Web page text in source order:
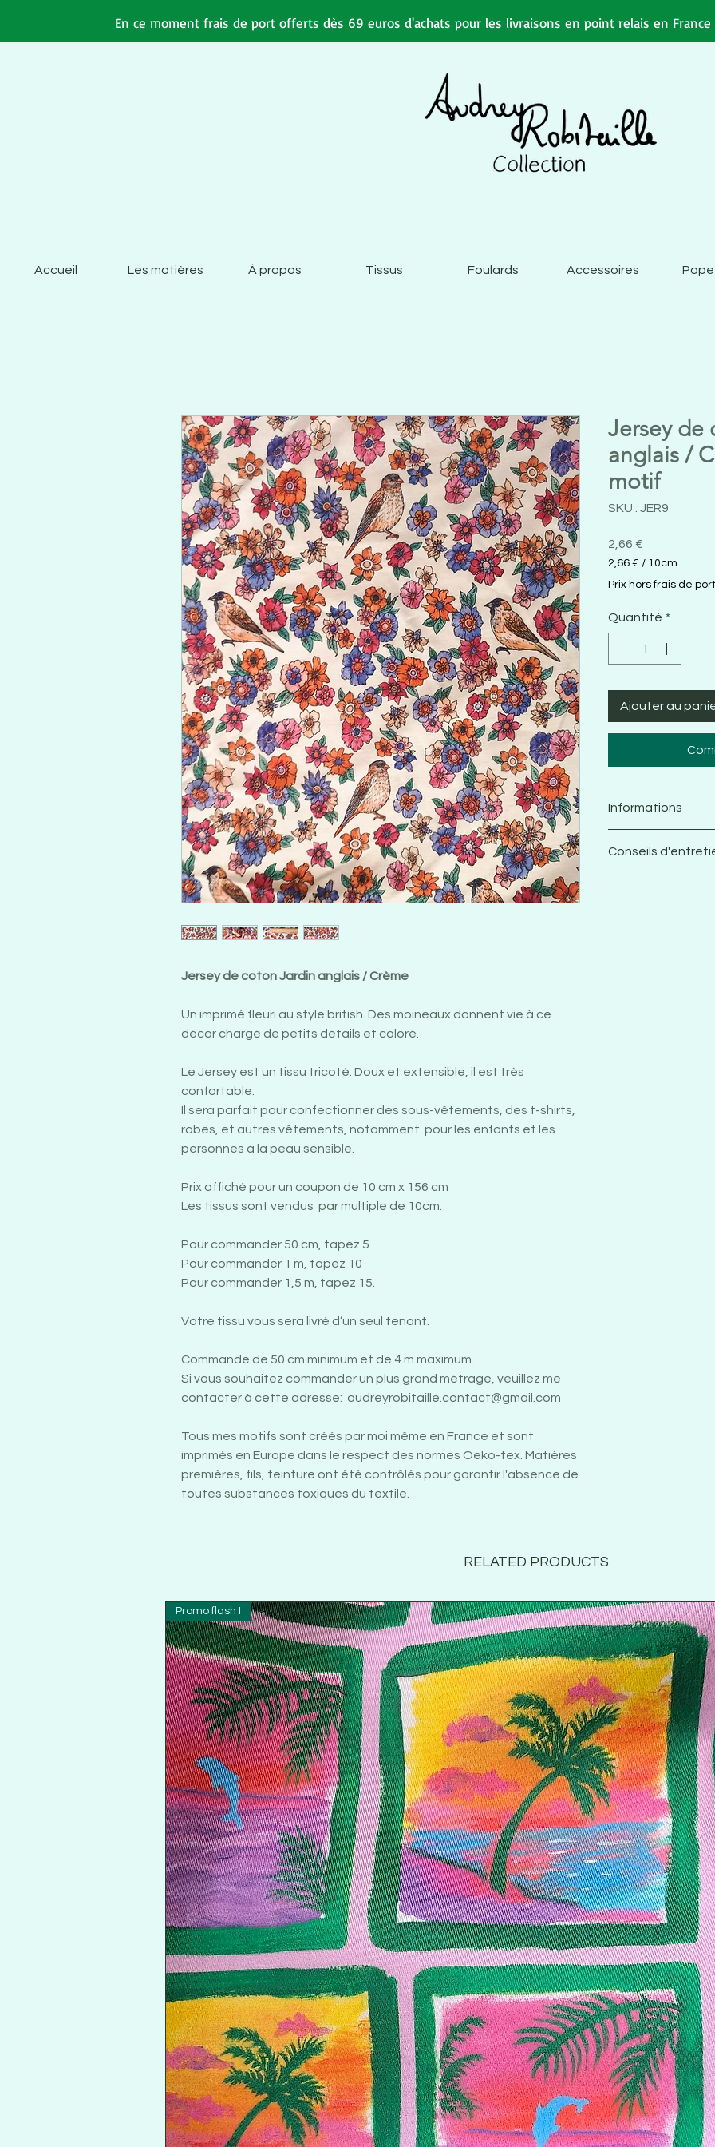
En ce moment frais de port offerts dès 69 euros d'achats pour les livraisons en point relais en
Accueil Les matières À propos Tissus Foulards Accessoires
Jersey de coton Jardin anglais / Crème
Un imprimé fleuri au style british. Des moineaux donnent vie à ce
décor chargé de petits détails et coloré.
Le Jersey est un tissu tricoté. Doux et extensible, il est très
confortable.
Il sera parfait pour confectionner des sous-vêtements, des t-shirts,
robes, et autres vêtements, notamment pour les enfants et les
personnes à la peau sensible.
Prix affiché pour un coupon de 10 cm x 156 cm
Les tissus sont vendus par multiple de 10cm.
Pour commander 50 cm, tapez 5
Pour commander 1 m, tapez 10
Pour commander 1,5 m, tapez 15.
Votre tissu vous sera livré d’un seul tenant.
Commande de 50 cm minimum et de 4 m maximum.
Si vous souhaitez commander un plus grand métrage, veuillez me
contacter à cette adresse: audreyrobitaille.contact@gmail.com
Tous mes motifs sont créés par moi même en France et sont
imprimés en Europe dans le respect des normes Oeko-tex. Matières
premières, fils, teinture ont été contrôlés pour garantir l'absence de
toutes substances toxiques du textile.
Jersey de
anglais /
motif
SKU : JER9
2,66 €
2,66 € / 10cm
2,66 €
Centimètres
Prix hors frais de port
Quantité *
Ajouter au
Informations
Largeur
Conseils
RELATED PRODUCTS
Promo flash !